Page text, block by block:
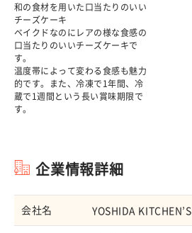
和の食材を用いた口当たりのいい
チーズケーキ
ベイクドなのにレアの様な食感の
口当たりのいいチーズケーキで
す。
温度帯によって変わる食感も魅力
的です。また、冷凍で1年間、冷
蔵で1週間という長い賞味期限で
す。
企業情報詳細
会社名 YOSHIDA KITCHEN’S